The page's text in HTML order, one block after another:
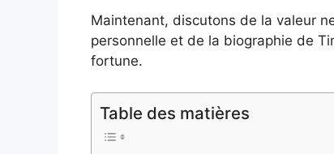
Maintenant, discutons de la valeur
personnelle et de la biographie de
fortune.
Table des matières